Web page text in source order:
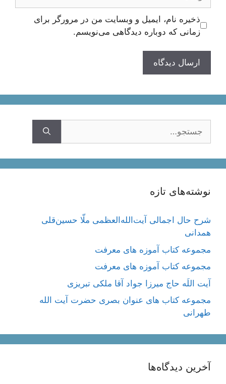
ذخیره نام، ایمیل و وبسایت من در مرورگر برای
زمانی که دوباره دیدگاهی می‌نویسم.
نوشته‌های تازه
شرح حال اجمالی آیت‌الله‌العظمی ملّا حسین‌قلی
همدانی
مجموعه کتاب آموزه های معرفت
مجموعه کتاب آموزه های معرفت
آیت اللَه حاج میرزا جواد آقا ملکی تبریزی
مجموعه کتاب های عنوان بصری حضرت آیت الله
طهرانی
آخرین دیدگاه‌ها